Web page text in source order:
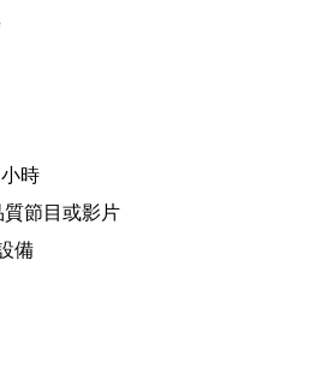
時
節目 或影片
備